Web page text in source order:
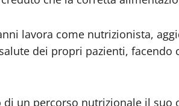
lavora come nutrizionista,
dei propri pazienti,
di un percorso nutrizionale il